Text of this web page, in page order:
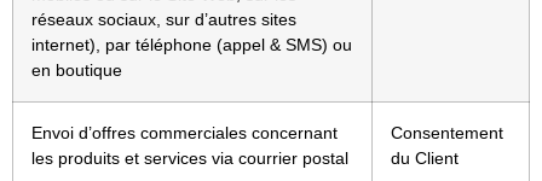
réseaux sociaux, sur d’autres sites
internet), par téléphone (appel & SMS) ou
en boutique
Envoi d’offres commerciales concernant
les produits et services via courrier postal
Consentement
du Client